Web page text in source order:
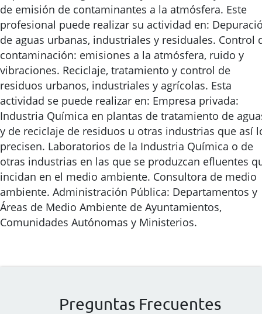
de emisión de contaminantes a la atmósfera. Este
profesional puede realizar su actividad en:
de aguas urbanas, industriales y residuales. Control
contaminación: emisiones a la atmósfera, ruido y
vibraciones. Reciclaje, tratamiento y control de
residuos urbanos, industriales y agrícolas. Esta
actividad se puede realizar en: Empresa privada:
Industria Química en plantas de tratamiento de
y de reciclaje de residuos u otras industrias que así
precisen. Laboratorios de la Industria Química o de
otras industrias en las que se produzcan efluentes
incidan en el medio ambiente. Consultora de medio
ambiente. Administración Pública: Departamentos y
Áreas de Medio Ambiente de Ayuntamientos,
Comunidades Autónomas y Ministerios.
Preguntas Frecuentes